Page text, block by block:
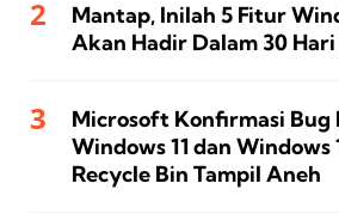
Mantap, Inilah 5 Fitur
Akan Hadir Dalam 30
Microsoft Konfirmasi Bug
Windows 11 dan Windows
Recycle Bin Tampil Aneh